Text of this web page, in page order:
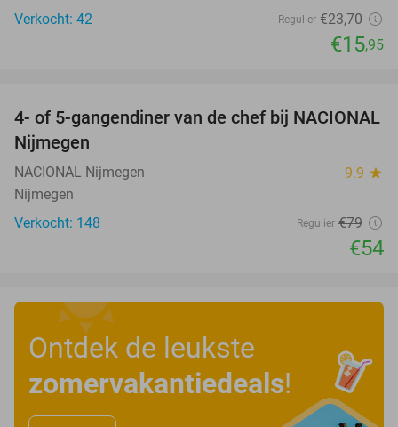
Verkocht: 42
Regulier €23,70
€15,95
32%
4- of 5-gangendiner van de chef bij NACIONAL
Nijmegen
NACIONAL Nijmegen 9.9 star
Nijmegen
Verkocht: 148
Regulier €79
€54
Ontdek de leukste
zomervakantiedeals!